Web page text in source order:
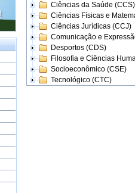
Ciências da Saúde (CCS)
Ciências Físicas e
Ciências Jurídicas (CCJ)
Comunicação e
Desportos (CDS)
Filosofia e Ciências
Socioeconômico (CSE)
Tecnológico (CTC)